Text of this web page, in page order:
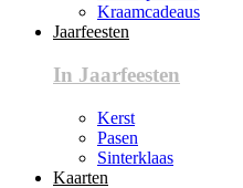
Kraamcadeaus
Jaarfeesten
In Jaarfeesten
Kerst
Pasen
Sinterklaas
Kaarten